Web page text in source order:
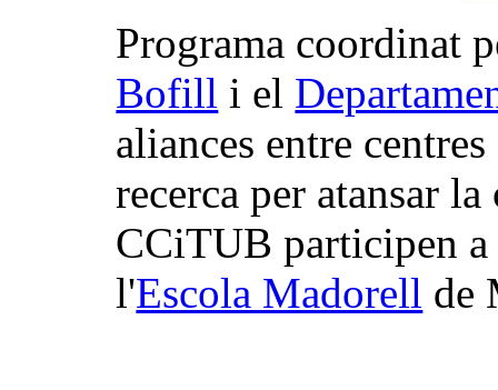
Programa coordinat
Bofill i el
aliances entre
recerca per atansar
CCiTUB participen
l'Escola Madorell de